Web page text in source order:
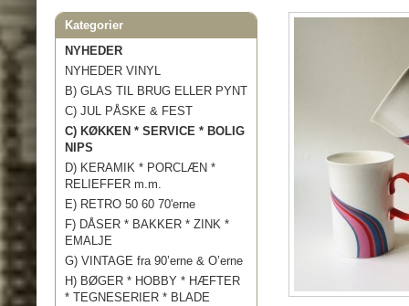
Kategorier
NYHEDER
NYHEDER VINYL
B) GLAS TIL BRUG ELLER PYNT
C) JUL PÅSKE & FEST
C) KØKKEN * SERVICE * BOLIG
NIPS
D) KERAMIK * PORCLÆN *
RELIEFFER m.m.
E) RETRO 50 60 70'erne
F) DÅSER * BAKKER * ZINK *
EMALJE
G) VINTAGE fra 90’erne & O’erne
H) BØGER * HOBBY * HÆFTER
* TEGNESERIER * BLADE